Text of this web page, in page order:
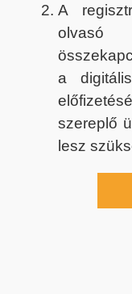
A
olvasó
a
szereplő
lesz